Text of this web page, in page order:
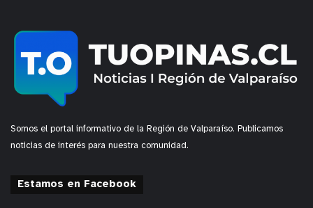
Somos el portal informativo de la Región de Valparaíso. Publicamos
noticias de interés para nuestra comunidad.
Estamos en Facebook